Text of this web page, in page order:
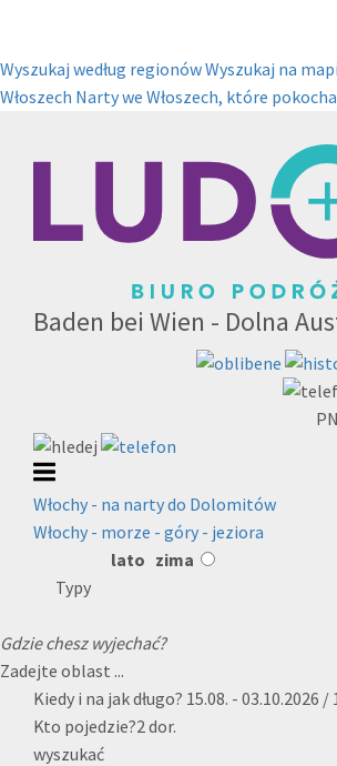
Wyszukaj według regionówWyszukaj na
Włoszech Narty we Włoszech, które
Baden bei Wien - Dolna
Włochy - na narty do Dolomitów
Włochy - morze - góry - jeziora
lato zima
Typy
Gdzie chesz wyjechać?
Zadejte oblast ...
Kiedy i na jak długo? 15.08. - 03.10.2026
Kto pojedzie?2 dor.
wyszukać